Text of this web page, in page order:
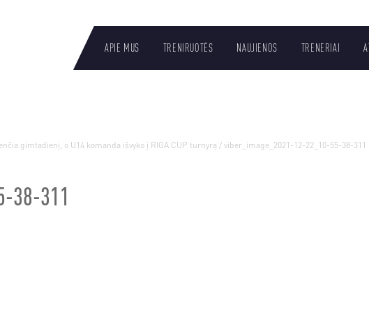
APIE MUS TRENIRUOTĖS NAUJIENOS TRENERIAI
gimtadienį, o U14 komanda išvyko į RIGA CUP turnyrą / viber_image_2021-12-22_10-55-38-311
38-311